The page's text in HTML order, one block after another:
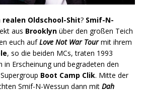
realen Oldschool-Shit? Smif-N-
aus Brooklyn über den großen Teich
euch aufLove Not War Tourmit ihrem
, so die beiden MCs, traten 1993
in Erscheinung und begradeten den
Boot Camp Clik. Mitte der
Smif-N-Wessun dann mit Dah